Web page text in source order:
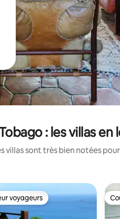
: les villas
villas sont très bien notées
voyageurs
voyageurs